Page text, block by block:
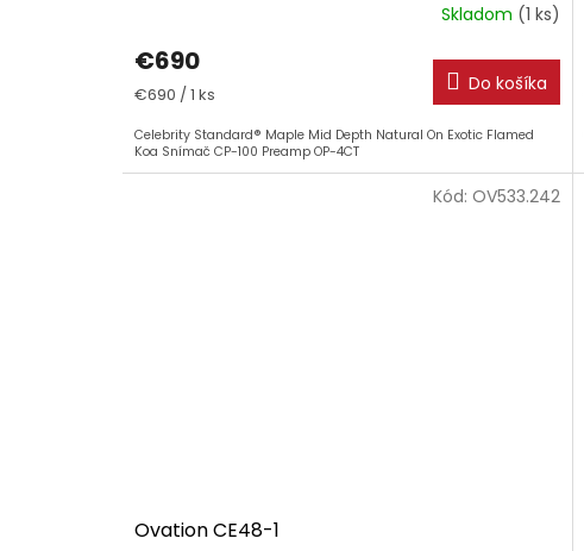
Skladom (1 ks)
€690
Jednotková
€690 / 1 ks Do košíka
Celebrity Standard® Maple Mid Depth Natural On Exotic Flamed
Koa Snímač CP-100 Preamp OP-4CT
Ovation CE48-1
Kód:OV533.242